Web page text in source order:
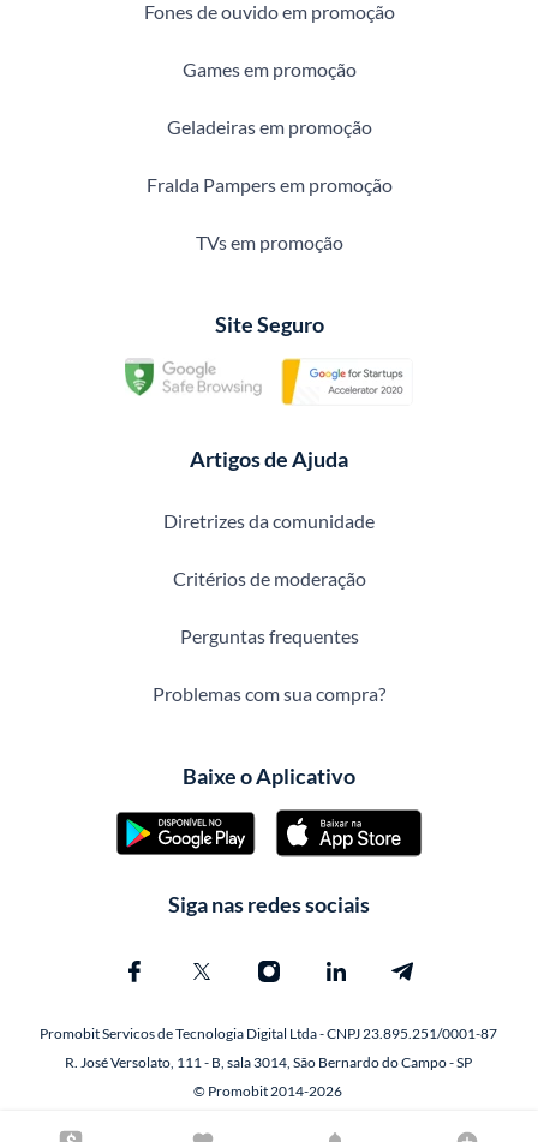
Fones de ouvido em promoção
Games em promoção
Geladeiras em promoção
Fralda Pampers em promoção
TVs em promoção
Site Seguro
Artigos de Ajuda
Diretrizes da comunidade
Critérios de moderação
Perguntas frequentes
Problemas com sua compra?
Baixe o Aplicativo
Siga nas redes sociais
Promobit Servicos de Tecnologia Digital Ltda - CNPJ 23.895.251/0001-87
R. José Versolato, 111 - B, sala 3014, São Bernardo do Campo - SP
© Promobit 2014-2026